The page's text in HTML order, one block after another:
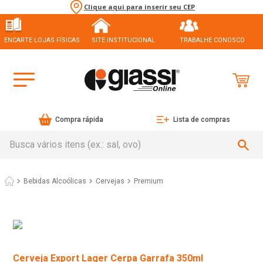
Clique aqui para inserir seu CEP
ENCARTE LOJAS FÍSICAS SITE INSTITUCIONAL TRABALHE CONOSCO
Compra rápida Lista de compras
Bebidas Alcoólicas Cervejas Premium
Cerveja Export Lager Cerpa Garrafa 350ml